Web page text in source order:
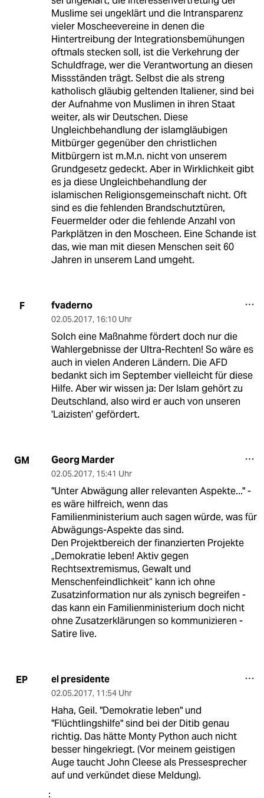
Muslime sei ungeklärt und die Intransparenz
vieler Moscheevereine in denen die
Hintertreibung der Integrationsbemühungen
oftmals stecken soll, ist die Verkehrung der
Schuldfrage, wer die Verantwortung an diesen
Missständen trägt. Selbst die als streng
katholisch gläubig geltenden Italiener, sind bei
der Aufnahme von Muslimen in ihren Staat
weiter, als wir Deutschen. Diese
Ungleichbehandlung der islamgläubigen
Mitbürger gegenüber den christlichen
Mitbürgern ist m.M.n. nicht von unserem
Grundgesetz gedeckt. Aber in Wirklichkeit gibt
es ja diese Ungleichbehandlung der
islamischen Religionsgemeinschaft nicht. Oft
sind es die fehlenden Brandschutztüren,
Feuermelder oder die fehlende Anzahl von
Parkplätzen in den Moscheen. Eine Schande ist
das, wie man mit diesen Menschen seit 60
Jahren in unserem Land umgeht.
F fvaderno
02.05.2017, 16:10 Uhr
Solch eine Maßnahme fördert doch nur die
Wahlergebnisse der Ultra-Rechten! So wäre es
auch in vielen Anderen Ländern. Die AFD
bedankt sich im September vielleicht für diese
Hilfe. Aber wir wissen ja: Der Islam gehört zu
Deutschland, also wird er auch von unseren
'Laizisten' gefördert.
GM Georg Marder
02.05.2017, 15:41 Uhr
"Unter Abwägung aller relevanten Aspekte..." -
es wäre hilfreich, wenn das
Familienministerium auch sagen würde, was für
Abwägungs-Aspekte das sind.
Den Projektbereich der finanzierten Projekte
„Demokratie leben! Aktiv gegen
Rechtsextremismus, Gewalt und
Menschenfeindlichkeit“ kann ich ohne
Zusatzinformation nur als zynisch begreifen -
das kann ein Familienministerium doch nicht
ohne Zusatzerklärungen so kommunizieren -
Satire live.
EP el presidente
02.05.2017, 11:54 Uhr
Haha, Geil. "Demokratie leben" und
"Flüchtlingshilfe" sind bei der Ditib genau
richtig. Das hätte Monty Python auch nicht
besser hingekriegt. (Vor meinem geistigen
Auge taucht John Cleese als Pressesprecher
auf und verkündet diese Meldung).